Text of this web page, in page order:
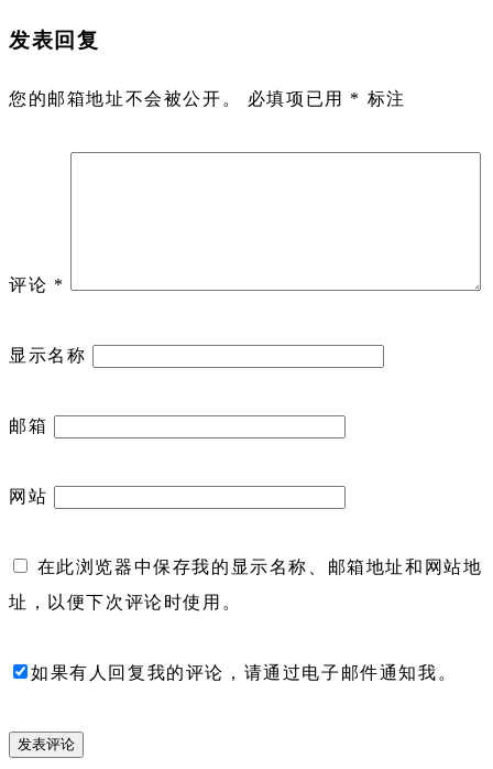
发表回复
您的邮箱地址不会被公开。 必填项已用 * 标注
评论 *
显示名称
邮箱
网站
在此浏览器中保存我的显示名称、邮箱地址和网站地
址，以便下次评论时使用。
如果有人回复我的评论，请通过电子邮件通知我。